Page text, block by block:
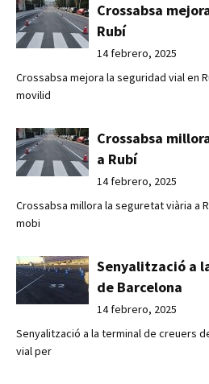
Crossabsa
Rubí
14 febrero, 2025
Crossabsa mejora la seguridad vial en
movilid
Crossabsa
a Rubí
14 febrero, 2025
Crossabsa millora la seguretat viària a
mobi
Senyalització a
de Barcelona
14 febrero, 2025
Senyalització a la terminal de creuers
vial per